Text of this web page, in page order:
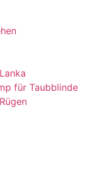
für Taubblinde